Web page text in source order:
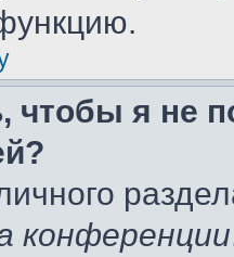
чтобы я не
конференции